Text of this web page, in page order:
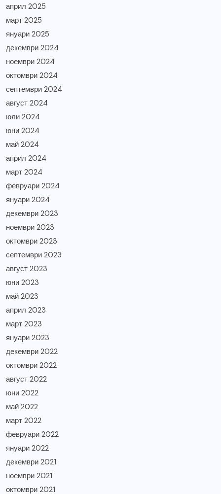
април 2025
март 2025
януари 2025
декември 2024
ноември 2024
октомври 2024
септември 2024
август 2024
юли 2024
юни 2024
май 2024
април 2024
март 2024
февруари 2024
януари 2024
декември 2023
ноември 2023
октомври 2023
септември 2023
август 2023
юни 2023
май 2023
април 2023
март 2023
януари 2023
декември 2022
октомври 2022
август 2022
юни 2022
май 2022
март 2022
февруари 2022
януари 2022
декември 2021
ноември 2021
октомври 2021